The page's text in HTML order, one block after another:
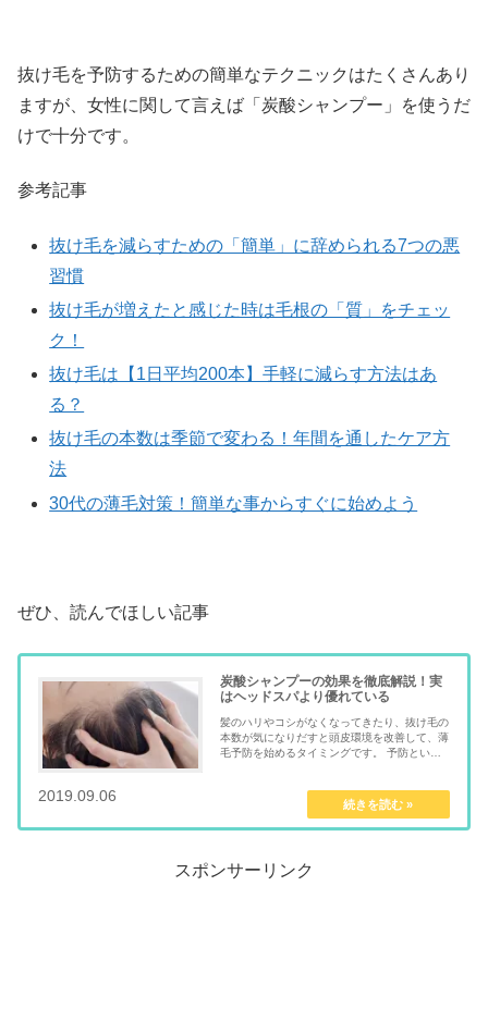
抜け毛を予防するための簡単なテクニックはたくさんあり
ますが、女性に関して言えば「炭酸シャンプー」を使うだ
けで十分です。
参考記事
抜け毛を減らすための「簡単」に辞められる7つの悪
習慣
抜け毛が増えたと感じた時は毛根の「質」をチェッ
ク！
抜け毛は【1日平均200本】手軽に減らす方法はあ
る？
抜け毛の本数は季節で変わる！年間を通したケア方
法
30代の薄毛対策！簡単な事からすぐに始めよう
ぜひ、読んでほしい記事
炭酸シャンプーの効果を徹底解説！実
はヘッドスパより優れている
髪のハリやコシがなくなってきたり、抜け毛の
本数が気になりだすと頭皮環境を改善して、薄
毛予防を始めるタイミングです。 予防といっ
は「炭酸シャンプー」で...mentalmindful.com
2019.09.06
スポンサーリンク